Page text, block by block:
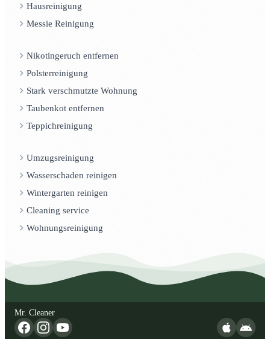
Hausreinigung
Messie Reinigung
Nikotingeruch entfernen
Polsterreinigung
Stark verschmutzte Wohnung
Taubenkot entfernen
Teppichreinigung
Umzugsreinigung
Wasserschaden reinigen
Wintergarten reinigen
Cleaning service
Wohnungsreinigung
Mr. Cleaner